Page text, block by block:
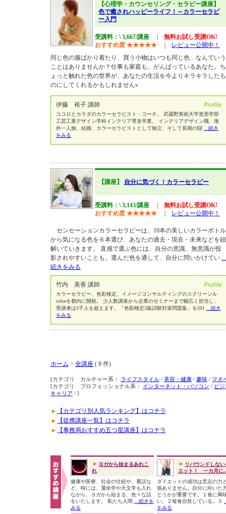
【心理学・カウンセリング・セラピー講座】
色で癒されハッピーライフ！～カラーセラピ
ー入門
受講料：\ 3,667/講座
無料お試し受講OK!
おすすめ度 ★★★★★
レビュー公開中！
同じ色の服ばかり着たり、買う小物はいつも同じ色…なんていう
ことはありませんか？仕事も家庭も、がんばっているあなた。ち
ょっと触れた色の世界が、あなたの生活を今よりキラキラしたも
のにしてくれるかもしれませんv
伊藤 裕子 講師
ココロとカラダのカラーセラピスト・コーチ。 武蔵野美術大学造形学部
工芸工業デザイン学科インテリア専攻卒業。 インテリアデザイン職、海
外一人旅、結婚、カラーセラピストとして独立、そして長期の闘
...続き
をみる
【講座】 自分に気づく！カラーセラピー
受講料：\ 3,143/講座
無料お試し受講OK!
おすすめ度 ★★★★★ レビュー公開中！
センセーションカラーセラピーは、10本の美しいカラーボトル
から気になる色を６本選び、あなたの過去・現在・未来などを紐
解いていきます。 直感で選ぶ色には、自分の意識、無意識が投
影されやすいことも。選んだ色を通して、自分に問いかけてい ...
続きをみる
竹内 美香 講師
カラーセラピー、色彩検定、イメージコンサルティングのスクリーンA-
colorを都内に開校。 少人数講座から企業のセミナーまで幅広く担当し、
受講者は5千人を超えます。「色彩検定2級試験対策問題集」を201
...続き
をみる
ホーム > 全講座 ( 8 件)
[カテゴリ カルチャー系： ライフスタイル / 美容・健康 / 趣味 / マネ
[カテゴリ プロフェッショナル系： インターネット・パソコン / ビ
キャリア / ]
【カテゴリ別人気ランキング】はコチラ
【提携講座一覧】はコチラ
【事務局おすすめ五つ星講座】はコチラ
ヨガから始まるあれこ
れ
健康や医療、社会の仕組や、裏話な
ど、時には、運命学や天文学も入れ
ながら、ヨガから始まる、色々な話
をいたします。 私たち人間
...続きを
みる
リバウンドしな
エット！ 一カ月に
ダイエットの成功は意志の力
係ありません。自分に向いた
どうかが重要です。１食に興
い。２毎食自炊している。３
をみる